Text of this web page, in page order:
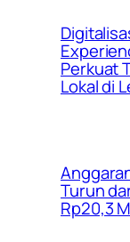
Perkuat
Lokal di
Turun
Rp20,3